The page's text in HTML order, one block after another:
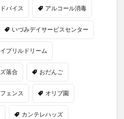
バイス アルコール消毒
いづみデイサービスセンター
プリルドリーム
落合 おだんご
ェンス オリブ園
カンテレハッズ